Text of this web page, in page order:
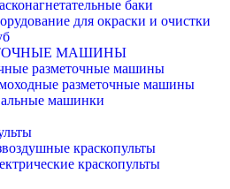
баки
для окраски и очистки
МАШИНЫ
разметочные машины
разметочные машины
машинки
краскопульты
краскопульты